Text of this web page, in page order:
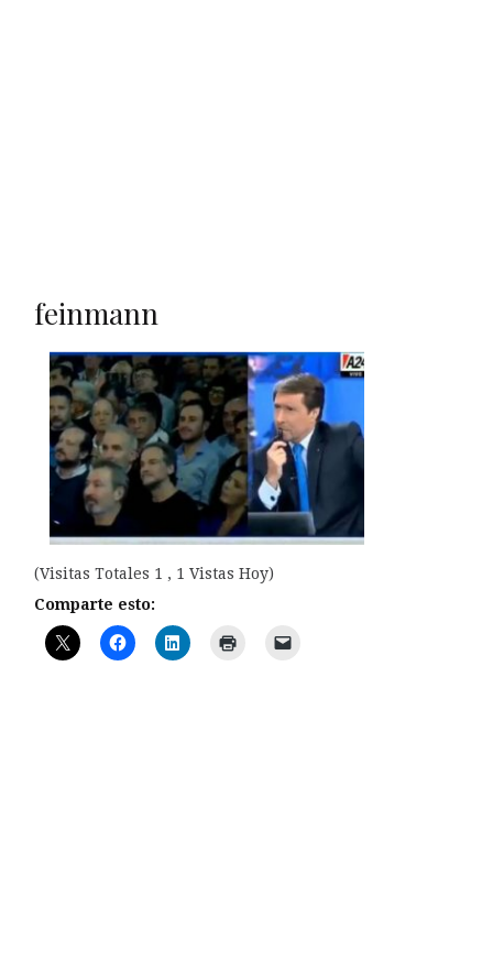
feinmann
(Visitas Totales 1 , 1 Vistas Hoy)
Comparte esto: